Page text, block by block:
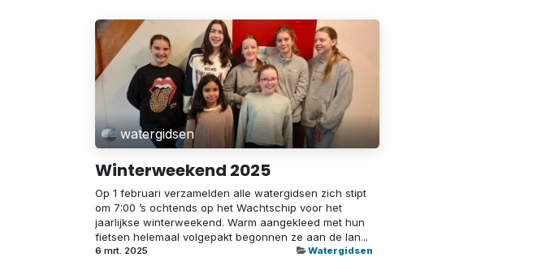
watergidsen
Winterweekend 2025
Op 1 februari verzamelden alle watergidsen zich stipt
om 7:00 ’s ochtends op het Wachtschip voor het
jaarlijkse winterweekend. Warm aangekleed met hun
fietsen helemaal volgepakt begonnen ze aan de lan...
6 mrt. 2025 Watergidsen